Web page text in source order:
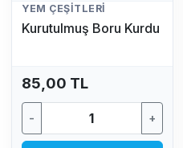
YEM ÇEŞITLERI
Kurutulmuş Boru Kurdu
85,00 TL
- +